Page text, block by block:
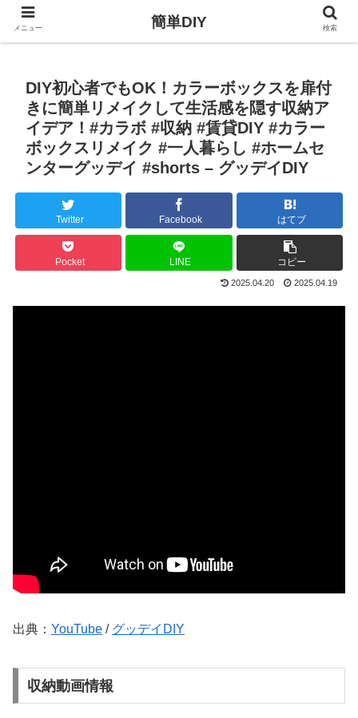
DIY初心者でもOK！カラーボックスを扉付
きに簡単リメイクして生活感を隠す収納ア
イデア！#カラボ #収納 #賃貸DIY #カラー
ボックスリメイク #一人暮らし #ホームセ
ンターグッデイ #shorts – グッデイDIY
Twitter Facebook はてブ
Pocket LINE コピー
2025.04.20 2025.04.19
出典： YouTube / グッデイDIY
収納動画情報
メニュー 簡単DIY 検索